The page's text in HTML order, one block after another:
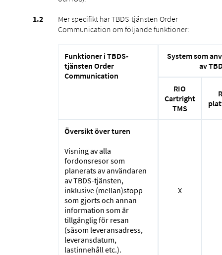
Mer specifikt har TBDS-tjänsten Order
Communication om följande funktioner:
Funktioner i TBDS-
tjänsten Order
Communication
System som
av
RIO
Cartright
TMS
Översikt över turen
Visning av alla
fordonsresor som
planerats av användaren
av TBDS-tjänsten,
inklusive (mellan)stopp
som gjorts och annan
information som är
tillgänglig för resan
(såsom leveransadress,
leveransdatum,
lastinnehåll etc.).
X